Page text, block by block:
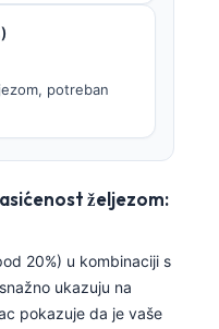
potreban
željezom:
20%) u kombinaciji s
ukazuju na
pokazuje da je vaše